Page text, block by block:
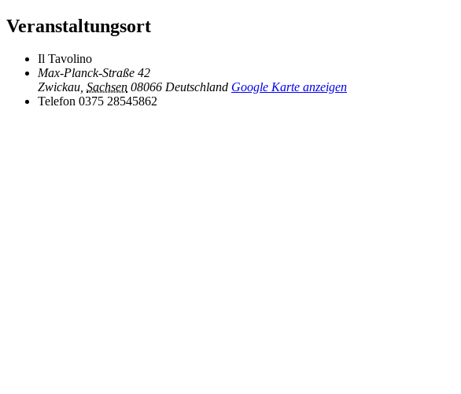
Veranstaltungsort
Il Tavolino
Max-Planck-Straße 42
Zwickau, Sachsen 08066 Deutschland Google Karte anzeigen
Telefon 0375 28545862